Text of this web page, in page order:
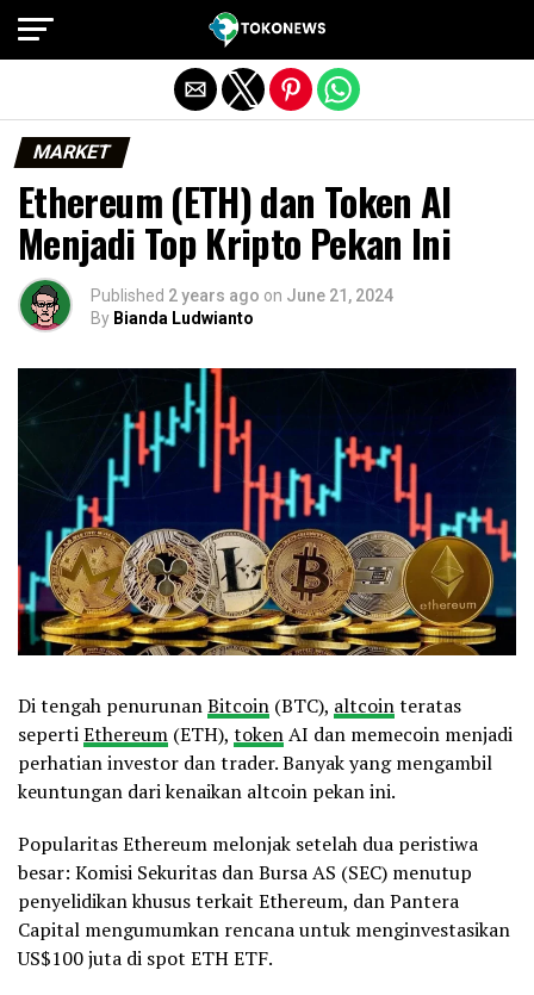
MARKET
Ethereum (ETH) dan Token AI
Menjadi Top Kripto Pekan Ini
Published 2 years ago on June 21, 2024
By Bianda Ludwianto
Di tengah penurunanBitcoin (BTC), altcointeratas
sepertiEthereum (ETH), tokenAI dan memecoin menjadi
perhatian investor dan trader. Banyak yang mengambil
keuntungan dari kenaikan altcoin pekan ini.
Popularitas Ethereum melonjak setelah dua peristiwa
besar: Komisi Sekuritas dan Bursa AS (SEC) menutup
penyelidikan khusus terkait Ethereum, dan Pantera
Capital mengumumkan rencana untuk menginvestasikan
US$100 juta di spot ETH ETF.
Exit mobile version